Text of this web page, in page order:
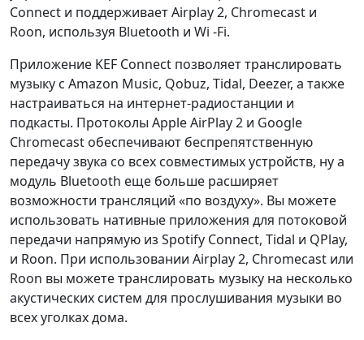
Connect и поддерживает Airplay 2, Chromecast и
Roon, используя Bluetooth и Wi -Fi.
Приложение KEF Connect позволяет транслировать
музыку с Amazon Music, Qobuz, Tidal, Deezer, а также
настраиваться на интернет-радиостанции и
подкасты. Протоколы Apple AirPlay 2 и Google
Chromecast обеспечивают беспрепятственную
передачу звука со всех совместимых устройств, ну а
модуль Bluetooth еще больше расширяет
возможности трансляций «по воздуху». Вы можете
использовать нативные приложения для потоковой
передачи напрямую из Spotify Connect, Tidal и QPlay,
и Roon. При использовании Airplay 2, Chromecast или
Roon вы можете транслировать музыку на несколько
акустических систем для прослушивания музыки во
всех уголках дома.